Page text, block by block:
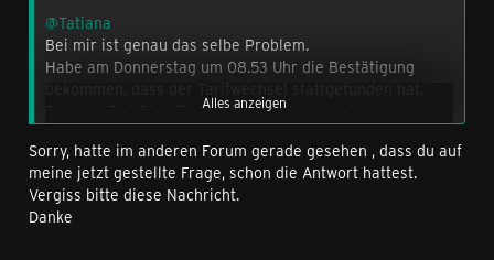
@Tatiana
Bei mir ist genau das selbe Problem.
Habe am Donnerstag um 08.53 Uhr die Bestätigung
Bin vom Flat Plus Flex in den den M gewechselt.
Werde ich noch Anfang der Woche umgestellt? Die Zeit
wird knapp und so müsste ich nicht nochmal über
Umwege heute in den S wechseln und morgen wieder in
den M.
L.G.
Alles anzeigen
Sorry, hatte im anderen Forum gerade gesehen , dass du auf
meine jetzt gestellte Frage, schon die Antwort hattest.
Vergiss bitte diese Nachricht.
Danke